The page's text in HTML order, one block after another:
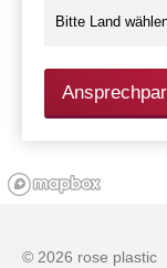
© 2026 rose plastic